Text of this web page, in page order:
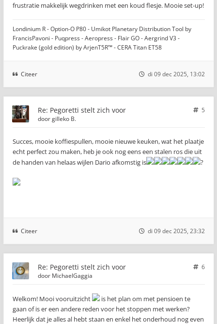
frustratie makkelijk wegdrinken met een koud flesje. Mooie set-up!
Londinium R - Option-O P80 - Umikot Planetary Distribution Tool by
FrancisPavoni - Puqpress - Aeropress - Flair GO - Aergrind V3 -
Puckrake (gold edition) by ArjenT5R™ - CERA Titan ET58
Citeer di 09 dec 2025, 13:02
Re: Pegoretti stelt zich voor
5
doorgilleko B.
Succes, mooie koffiespullen, mooie nieuwe keuken, wat het plaatje
echt perfect zou maken, heb je ook nog eens een stalen ros die uit
de handen van helaas wijlen Dario afkomstig is
?
Citeer di 09 dec 2025, 23:32
Re: Pegoretti stelt zich voor
6
door MichaelGaggia
Welkom! Mooi vooruitzicht
is het plan om met pensioen te
gaan of is er een andere reden voor het stoppen met werken?
Heerlijk dat je alles al hebt staan en enkel het onderhoud nog even